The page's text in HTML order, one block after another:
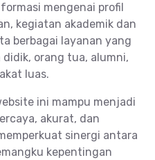
mengenai profil
kegiatan akademik dan
berbagai layanan yang
orang tua, alumni,
luas.
ini mampu menjadi
akurat, dan
sinergi antara
kepentingan